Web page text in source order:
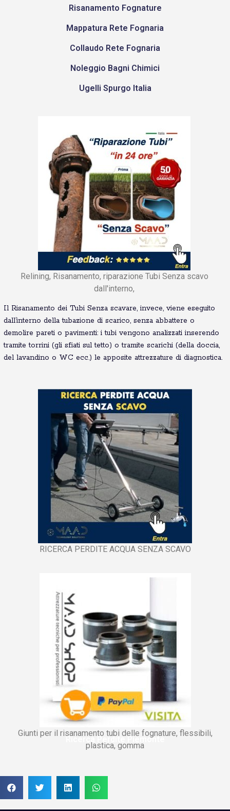
Risanamento Fognature
Mappatura Rete Fognaria
Collaudo Rete Fognaria
Noleggio Bagni Chimici
Ugelli Spurgo Italia
Relining, Risanamento, riparazione Tubi Senza scavo
dall'interno,
Il Risanamento dei Tubi Senza scavare, invece, viene eseguito
dall’interno della tubazione di scarico, senza abbattere o
demolire pareti o pavimenti: i tubi vengono analizzati inserendo
tramite torrini (gli sfiati sul tetto) o tramite scarichi (della doccia,
del lavandino o WC ecc.) le apposite attrezzature di diagnostica.
RICERCA PERDITE ACQUA SENZA SCAVO
Giunti per il risanamento tubi delle fognature, flessibili,
plastica, gomma
Ricerca Perdite Piemonte